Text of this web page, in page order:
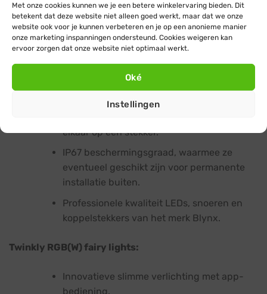
Met onze cookies kunnen we je een betere winkelervaring bieden. Dit
betekent dat deze website niet alleen goed werkt, maar dat we onze
website ook voor je kunnen verbeteren en je op een anonieme manier
onze marketing inspanningen ondersteund. Cookies weigeren kan
ervoor zorgen dat onze website niet optimaal werkt.
Oké
Instellingen
kleuren (geel, groen, rood, blauw).
Fairy light bolletjes in verschillende
afmetingen (Ø 1,4 cm, 1,8 cm, 2,3 cm) voor
Koppelbare fairy lights:
elkaar op één stekker.
IP67 beschermingsgraad, waarmee ze
eventueel geschikt zijn voor permanente
installatie buiten.
Professionele kwaliteit LEDs, snoeren en
koppelstekkers van het merk Blynx.
Twinkly RGB(W) fairy lights:
Innovatieve slimme verlichting met app-
bediening.